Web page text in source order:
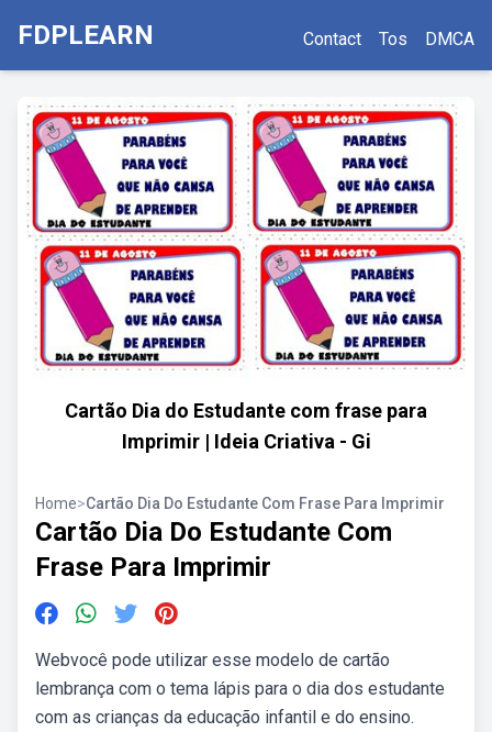
FDPLEARN Contact Tos DMCA
Cartão Dia do Estudante com frase para
Imprimir | Ideia Criativa - Gi
Home>Cartão Dia Do Estudante Com Frase Para Imprimir
Cartão Dia Do Estudante Com
Frase Para Imprimir
Webvocê pode utilizar esse modelo de cartão
lembrança com o tema lápis para o dia dos estudante
com as crianças da educação infantil e do ensino.